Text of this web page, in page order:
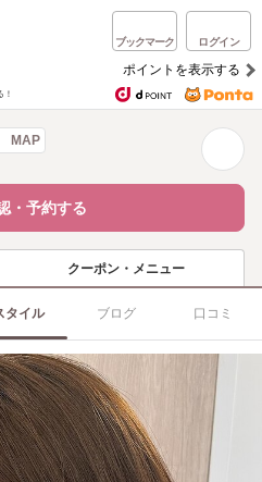
ブックマーク ログイン
ポイントを表示する
！
MAP
・予約する
クーポン・メニュー
タイル ブログ 口コミ